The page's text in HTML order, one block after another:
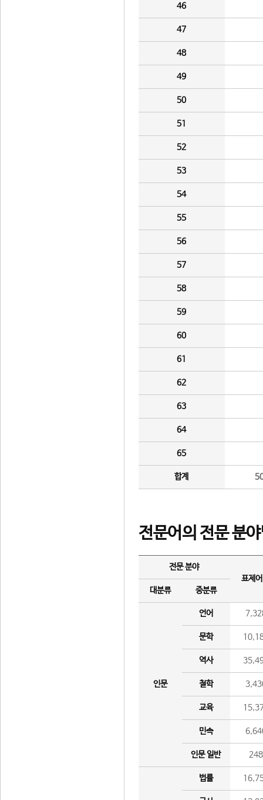
46
47
48
49
50
51
52
53
54
55
56
57
58
59
60
61
62
63
64
65
합계
전문어의 전문 분
전문 분야
표제
대분류
중분류
인문
언어
문학
역사
철학
교육
민속
인문 일반 248
법률